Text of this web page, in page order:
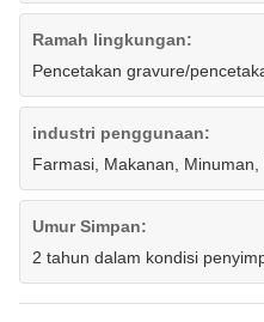
Ramah lingkungan:
Pencetakan gravure/
industri penggunaan:
Farmasi, Makanan, Minuman,
Umur Simpan:
2 tahun dalam kondisi